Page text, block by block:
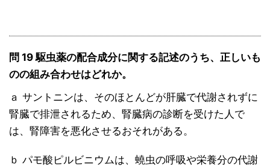
問 19 駆虫薬の配合成分に関する記述のうち、正しいも
のの組み合わせはどれか。
ａ サントニンは、そのほとんどが肝臓で代謝されずに
腎臓で排泄されるため、腎臓病の診断を受けた人で
は、腎障害を悪化させるおそれがある。
ｂ パモ酸ピルビニウムは、蟯虫の呼吸や栄養分の代謝